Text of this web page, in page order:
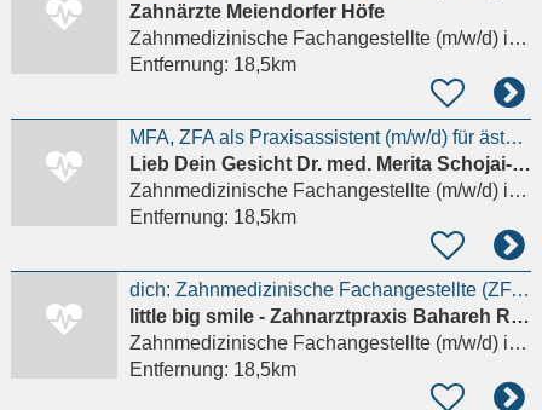
Zahnärzte Meiendorfer Höfe
Zahnmedizinische Fachangestellte (m/w/d)in Hamburg
Entfernung: 18,5km
MFA, ZFA als Praxisassistent (m/w/d) für ästhetische Medizin
Lieb Dein Gesicht Dr. med. Merita Schojai-Schultz und Dr. med. Dascha Berek
Zahnmedizinische Fachangestellte (m/w/d)in Hamburg
Entfernung: 18,5km
dich: Zahnmedizinische Fachangestellte (ZFA) (m/w/d) für Stuhlassistenz und/oder Prophylaxe
little big smile - Zahnarztpraxis Bahareh Riahi
Zahnmedizinische Fachangestellte (m/w/d)in Hamburg
Entfernung: 18,5km